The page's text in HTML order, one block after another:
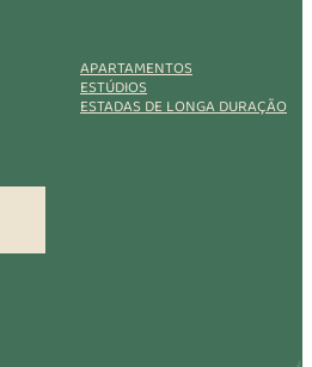
APARTAMENTOS
ESTÚDIOS
ESTADAS DE LONGA DURAÇÃO